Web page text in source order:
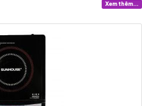
Xem thêm...